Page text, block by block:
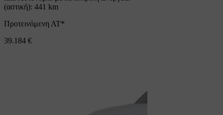
(αστική): 441 km
Προτεινόμενη ΛΤ*
39.184 €